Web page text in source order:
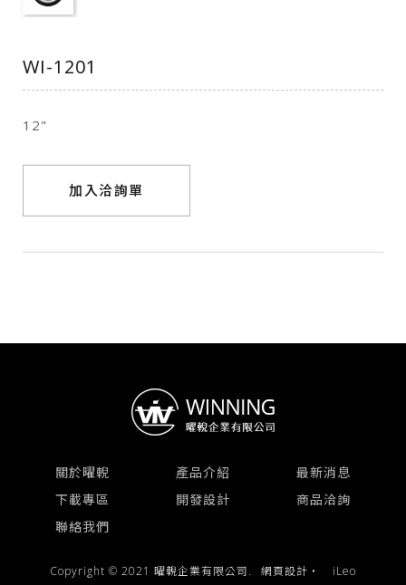
WI-1201
12"
加入洽詢單
關於曜輗 產品介紹
最新消息
下載專區
開發設計
商品洽詢
聯絡我們
Copyright © 2021 曜輗企業有限公司. 網頁設計 ‧ iLeo